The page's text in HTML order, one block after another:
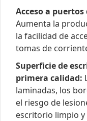
Acceso a
Aumenta la
la facilidad de
tomas de
Superficie de
primera calidad:
laminadas, los
el riesgo de
escritorio limpio y